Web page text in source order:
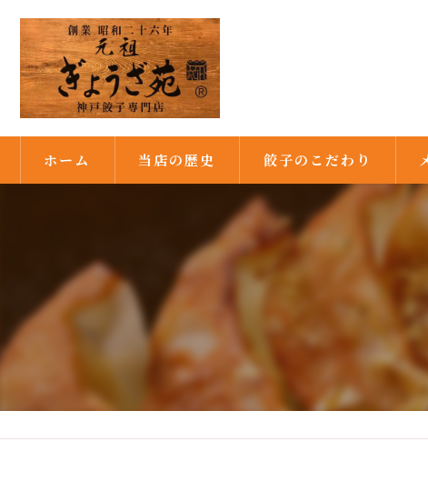
ホーム 当店の歴史
満州由来の餃子
焼き餃子発祥の店
秘伝の味噌ダレ
満州式の皮作り
ピーナッツ油で焼き上げ
神戸牛使用の餡
餃子のこだわり